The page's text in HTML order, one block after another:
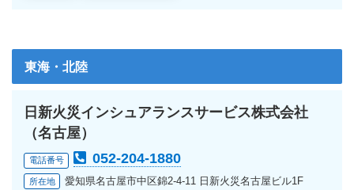
東海・北陸
日新火災インシュアランスサービス株式会社
（名古屋）
電話番号 052-204-1880
所在地 愛知県名古屋市中区錦2-4-11 日新火災名古屋ビル1F